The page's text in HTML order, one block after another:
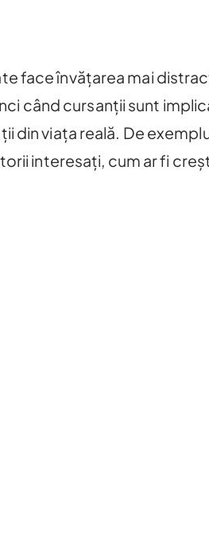
face învățarea mai
când cursanții sunt
din viața reală. De
interesați, cum ar fi